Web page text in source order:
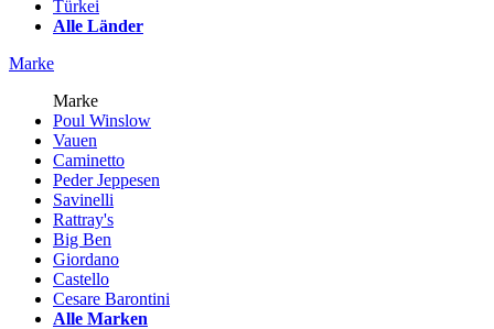
Türkei
Alle Länder
Marke
Marke
Poul Winslow
Vauen
Caminetto
Peder Jeppesen
Savinelli
Rattray's
Big Ben
Giordano
Castello
Cesare Barontini
Alle Marken